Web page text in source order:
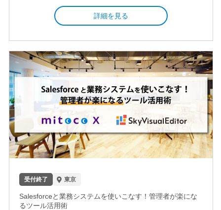
詳細を見る
受付終了 東京
Salesforceと業務システムを使いこなす！管理者が楽にな
るツール活用術